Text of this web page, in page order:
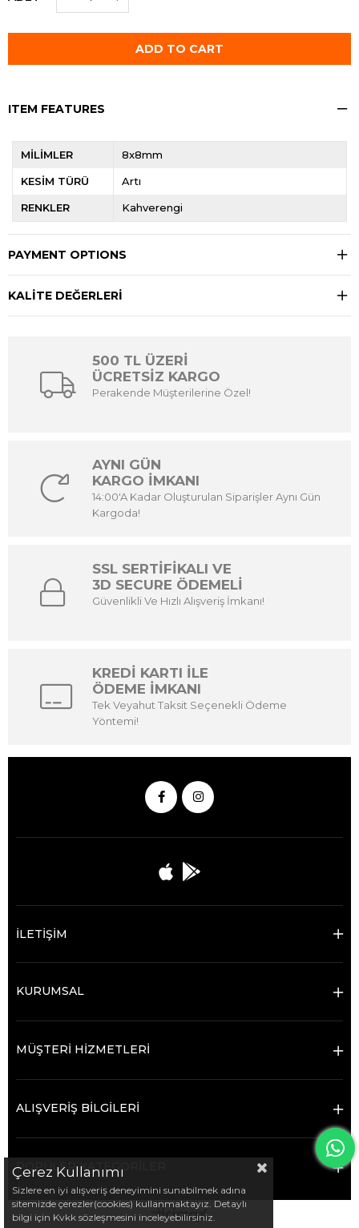
ITEM FEATURES
MİLİMLER 8x8mm
KESİM TÜRÜ Artı
RENKLER Kahverengi
PAYMENT OPTIONS
KALİTE DEĞERLERİ
500 TL ÜZERİ
ÜCRETSİZ KARGO
Perakende Müşterilerine Özel!
AYNI GÜN
KARGO İMKANI
14:00'A Kadar Oluşturulan Siparişler Aynı Gün
Kargoda!
SSL SERTİFİKALI VE
3D SECURE ÖDEMELİ
Güvenlikli Ve Hızlı Alışveriş İmkanı!
KREDİ KARTI İLE
ÖDEME İMKANI
Tek Veyahut Taksit Seçenekli Ödeme
Yöntemi!
İLETİŞİM
KURUMSAL
MÜŞTERİ HİZMETLERİ
ALIŞVERİŞ BİLGİLERİ
POPÜLER KATEGORİLER
Çerez Kullanımı
Sizlere en iyi alışveriş deneyimini sunabilmek adına
sitemizde çerezler(cookies) kullanmaktayız. Detaylı
bilgi için Kvkk sözleşmesini inceleyebilirsiniz.